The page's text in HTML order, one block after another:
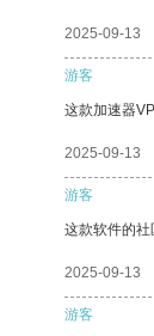
2025-09-13
游客
这款加速器
2025-09-13
游客
这款软件的社
2025-09-13
游客